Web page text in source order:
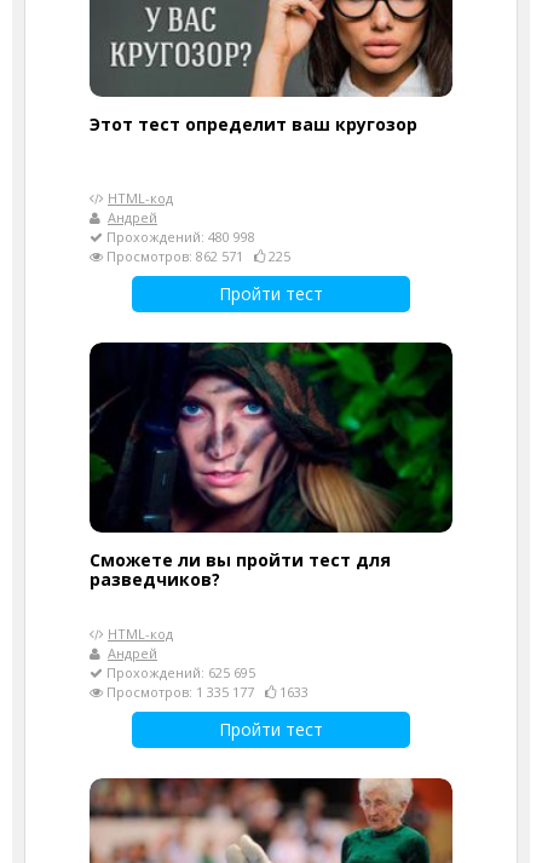
Этот тест определит ваш кругозор
HTML-код
Андрей
Прохождений: 480 998
Просмотров: 862 571
225
Пройти тест
Сможете ли вы пройти тест для
разведчиков?
HTML-код
Андрей
Прохождений: 625 695
Просмотров: 1 335 177
1633
Пройти тест